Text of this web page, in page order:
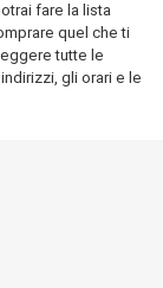
fare la lista
quel che ti
tutte le
gli orari e le